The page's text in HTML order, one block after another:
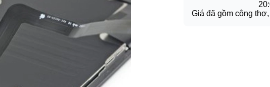
Giá đã gồm công